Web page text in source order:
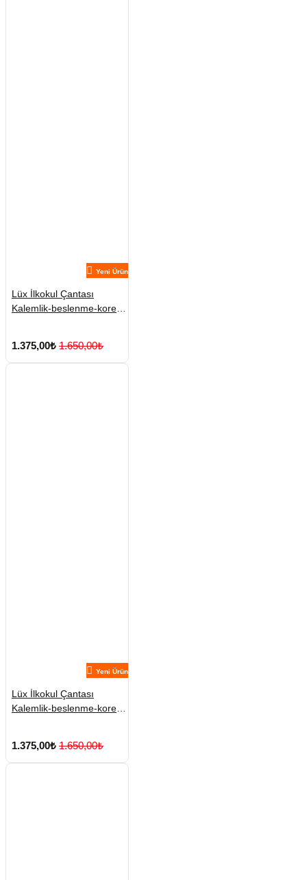
Yeni Ürün
Lüx İlkokul Çantası
Kalemlik-beslenme-kore
1.375,00₺ 1.650,00₺
Yeni Ürün
Lüx İlkokul Çantası
Kalemlik-beslenme-kore
1.375,00₺ 1.650,00₺